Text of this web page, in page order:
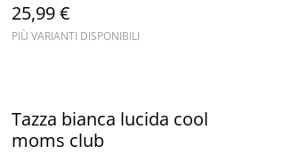
25,99 €
PIÙ VARIANTI DISPONIBILI
Tazza bianca lucida cool
moms club